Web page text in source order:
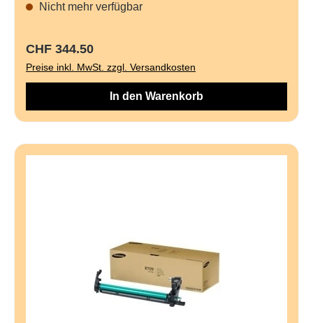
Nicht mehr verfügbar
Regulärer Preis:
CHF 344.50
Preise inkl. MwSt. zzgl. Versandkosten
In den Warenkorb